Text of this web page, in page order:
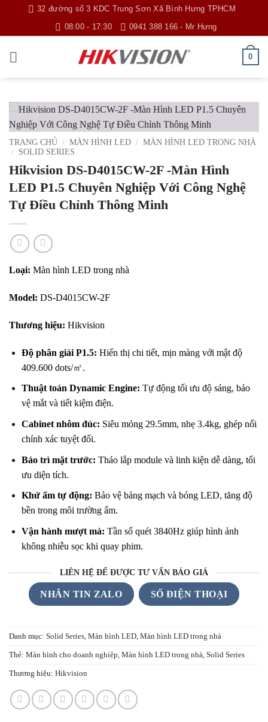
nội
dung
32 đường số 3 KDC Trung Sơn Xã Bình Hưng TPHCM
08:00 - 17:30
0941 388 166 - Mr Hưng
0
TRANG CHỦ / MÀN HÌNH LED / MÀN HÌNH LED TRONG NHÀ
/ SOLID SERIES
Hikvision DS-D4015CW-2F -Màn Hình
LED P1.5 Chuyên Nghiệp Với Công Nghệ
Tự Điều Chỉnh Thông Minh
Loại: Màn hình LED trong nhà
Model: DS-D4015CW-2F
Thương hiệu: Hikvision
Độ phân giải P1.5: Hiển thị chi tiết, mịn màng với mật độ
409.600 dots/㎡.
Thuật toán Dynamic Engine: Tự động tối ưu độ sáng, bảo
vệ mắt và tiết kiệm điện.
Cabinet nhôm đúc: Siêu mỏng 29.5mm, nhẹ 3.4kg, ghép nối
chính xác tuyệt đối.
Bảo trì mặt trước: Tháo lắp module và linh kiện dễ dàng, tối
ưu diện tích.
Khử ẩm tự động: Bảo vệ bảng mạch và bóng LED, tăng độ
bền trong môi trường ẩm.
Vận hành mượt mà: Tần số quét 3840Hz giúp hình ảnh
không nhiễu sọc khi quay phim.
LIÊN HỆ ĐỂ ĐƯỢC TƯ VẤN BÁO GIÁ
NHẮN TIN ZALO SỐ ĐIỆN THOẠI
Danh mục: Solid Series Màn hình LED Màn hình LED trong nhà
Thẻ: Màn hình cho doanh nghiệp Màn hình LED trong nhà Solid Series
Thương hiệu: Hikvision